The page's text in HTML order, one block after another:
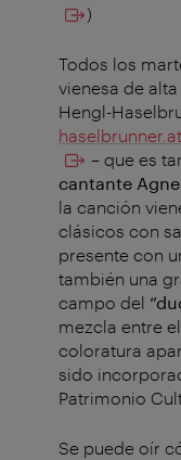
)
Todos los
vienesa de
Hengl-
haselbrunner.at
– que es
cantante
la canción
clásicos con
presente con
también una
campo del
mezcla entre
coloratura
sido
Patrimonio
Se puede oír